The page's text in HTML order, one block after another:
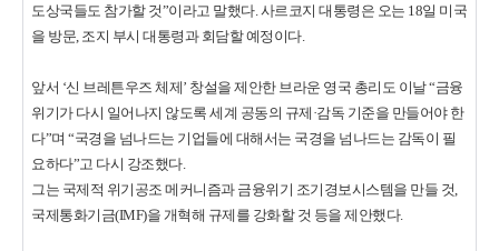
도상국들도 참가할 것”이라고 말했다. 사르코지 대통령은 오는 18일 미국
을 방문, 조지 부시 대통령과 회담할 예정이다.
앞서 ‘신 브레튼우즈 체제’ 창설을 제안한 브라운 영국 총리도 이날 “금융
위기가 다시 일어나지 않도록 세계 공동의 규제·감독 기준을 만들어야 한
다”며 “국경을 넘나드는 기업들에 대해서는 국경을 넘나드는 감독이 필
요하다”고 다시 강조했다.
그는 국제적 위기공조 메커니즘과 금융위기 조기경보시스템을 만들 것,
국제통화기금(IMF)을 개혁해 규제를 강화할 것 등을 제안했다.